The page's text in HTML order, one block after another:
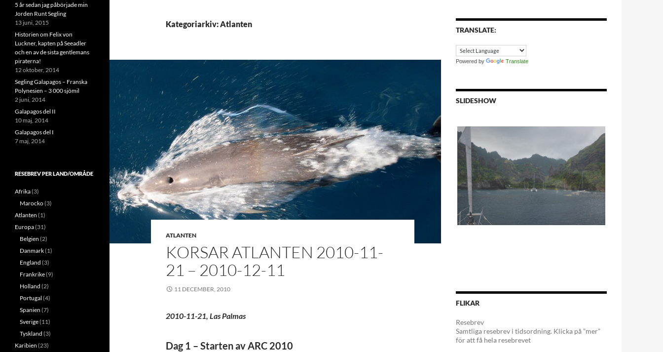
Kategoriarkiv: Atlanten
ATLANTEN
KORSAR ATLANTEN 2010-11-
21 – 2010-12-11
11 DECEMBER, 2010
2010-11-21, Las Palmas
Dag 1 – Starten av ARC 2010
TRANSLATE:
Powered by Translate
SLIDESHOW
FLIKAR
Resebrev
Samtliga resebrev i tidsordning. Klicka på ”mer”
för att få hela resebrevet
5 år sedan jag påbörjade min
Jorden Runt Segling
13 juni, 2015
Historien om Felix von
Luckner, kapten på Seeadler
och en av de sista gentlemans
piraterna!
12 oktober, 2014
Segling Galapagos – Franska
Polynesien – 3 000 sjömil
2 juni, 2014
Galapagos del II
10 maj, 2014
Galapagos del I
7 maj, 2014
RESEBREV PER LAND/OMRÅDE
Afrika(3)
Marocko(3)
Atlanten (1)
Europa(31)
Belgien (2)
Danmark(1)
England (3)
Frankrike(9)
Holland (2)
Portugal (4)
Spanien (7)
Sverige(11)
Tyskland (3)
Karibien (23)